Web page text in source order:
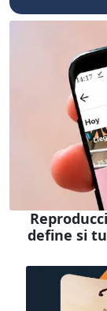
define si